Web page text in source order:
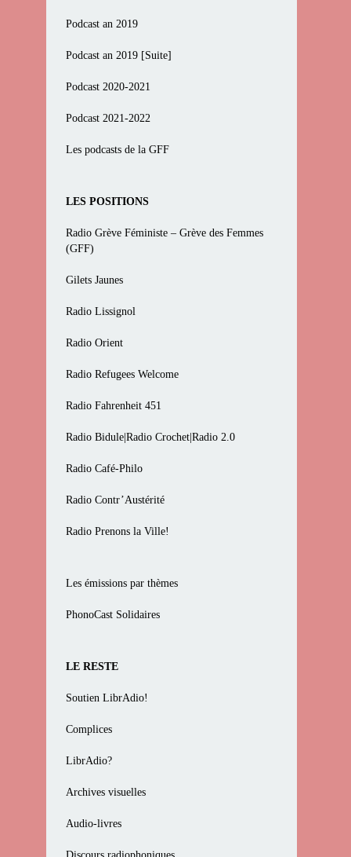
Podcast an 2019
Podcast an 2019 [Suite]
Podcast 2020-2021
Podcast 2021-2022
Les podcasts de la GFF
LES POSITIONS
Radio Grève Féministe – Grève des Femmes
(GFF)
Gilets Jaunes
Radio Lissignol
Radio Orient
Radio Refugees Welcome
Radio Fahrenheit 451
Radio Bidule|Radio Crochet|Radio 2.0
Radio Café-Philo
Radio Contr’Austérité
Radio Prenons la Ville!
Les émissions par thèmes
PhonoCast Solidaires
LE RESTE
Soutien LibrAdio!
Complices
LibrAdio?
Archives visuelles
Audio-livres